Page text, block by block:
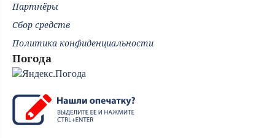
Партнёры
Сбор средств
Политика конфиденциальности
Погода